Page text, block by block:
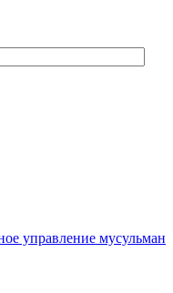
управление мусульман